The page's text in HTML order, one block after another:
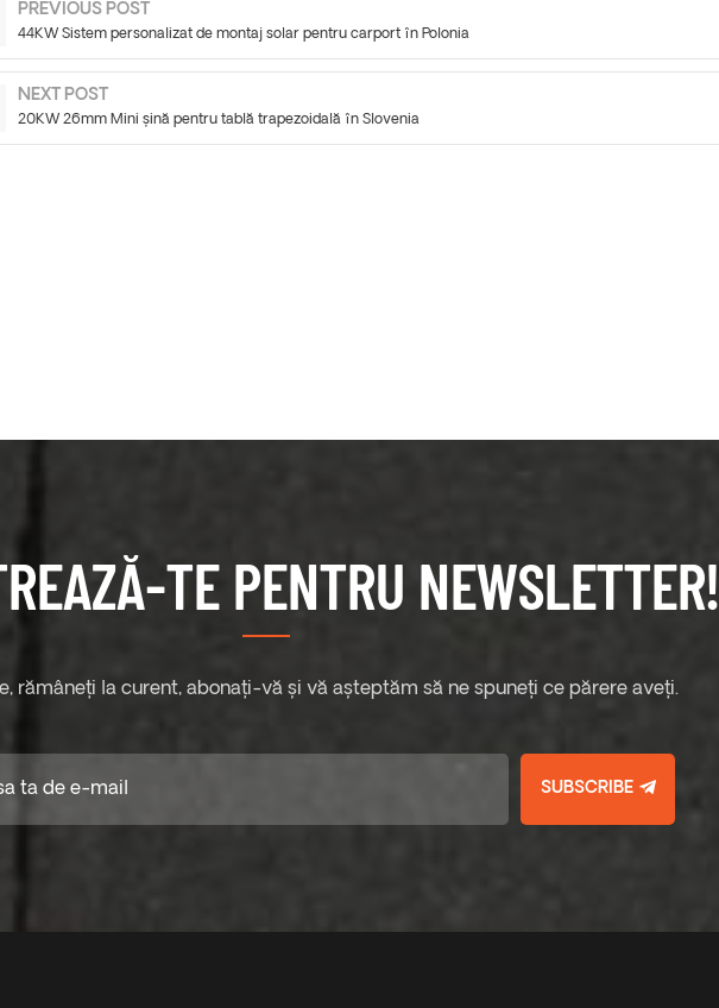
PREVIOUS POST
44KW Sistem personalizat de montaj solar pentru carport în Polonia
NEXT POST
20KW 26mm Mini șină pentru tablă trapezoidală în Slovenia
TE PENTRU NEWSLETTER!
rămâneți la curent, abonați-vă și vă așteptăm să ne spuneți ce părere aveți.
SUBSCRIBE